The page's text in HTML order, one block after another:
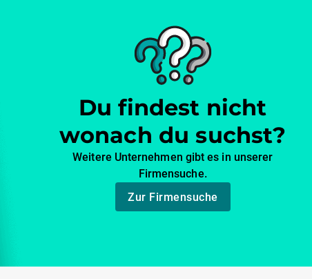
Du findest nicht
wonach du suchst?
Weitere Unternehmen gibt es in unserer
Firmensuche.
Zur Firmensuche